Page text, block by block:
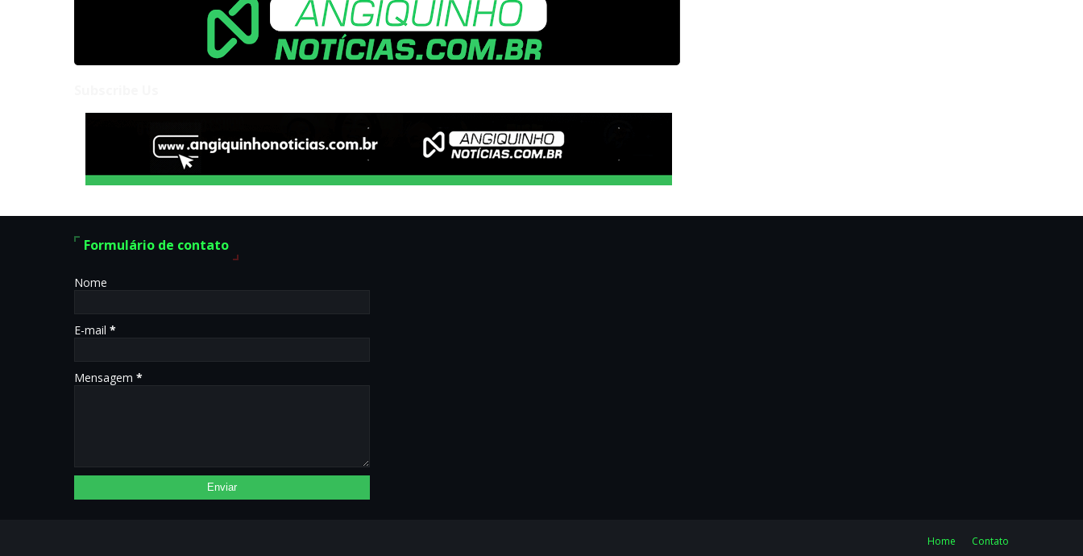
Formulário de contato
Nome
E-mail *
Mensagem *
Home Contato